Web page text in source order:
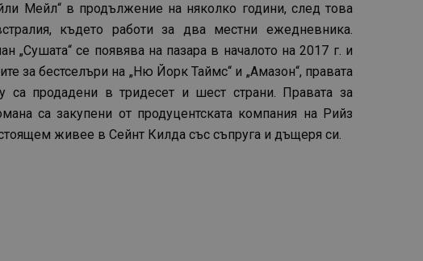
Мейл“ в продължение на няколко години, след това
където работи за два местни ежедневника.
„Сушата“ се появява на пазара в началото на 2017 г. и
за бестселъри на „Ню Йорк Таймс“ и „Амазон“, правата
са продадени в тридесет и шест страни. Правата за
са закупени от продуцентската компания на Рийз
живее в Сейнт Килда със съпруга и дъщеря си.